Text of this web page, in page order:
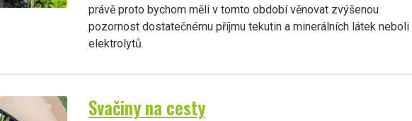
právě proto bychom měli v tomto období věnovat zvýšenou
pozornost dostatečnému příjmu tekutin a minerálních látek neboli
elektrolytů.
Svačiny na cesty